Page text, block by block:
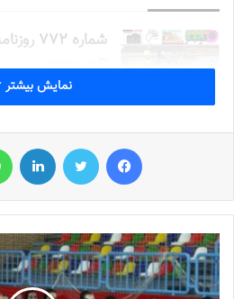
شماره 772 روزنامه فوتبالز منتشر شد
2022-12-16
2023-12-25
شماره 900 روزنامه فوتبالز منتشر شد
شماره 918 روزنامه فوتبالز منتشر شد
نمایش بیشتر